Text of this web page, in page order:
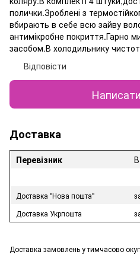
полички.Зроблені з
вбирають в себе всю зайву
антимікробне покриття.Гарно
засобом.В холодильнику
Відповісти
Доставка
Перевізник
Доставка "Нова пошта"
Доставка Укрпошта
Доставка замовлень у тимчасово